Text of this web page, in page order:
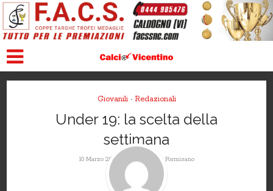
Giovanili • Redazionali
Under 19: la scelta della
settimana
10 Marzo 2015 Da Federico Formisano